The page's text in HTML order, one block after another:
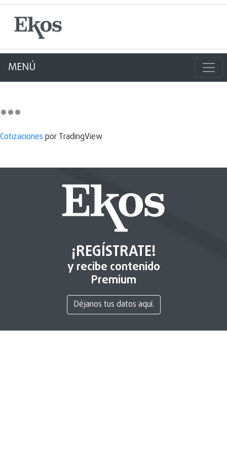
MENÚ
Cotizaciones por TradingView
¡REGÍSTRATE!
y recibe contenido
Premium
Déjanos tus datos aquí.